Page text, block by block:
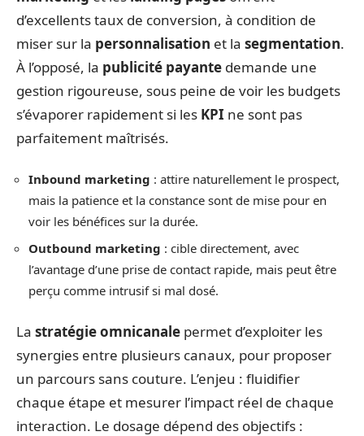
d’excellents taux de conversion, à condition de
miser sur la personnalisation et la segmentation.
À l’opposé, la publicité payante demande une
gestion rigoureuse, sous peine de voir les budgets
s’évaporer rapidement si les KPI ne sont pas
parfaitement maîtrisés.
Inbound marketing : attire naturellement le prospect,
mais la patience et la constance sont de mise pour en
voir les bénéfices sur la durée.
Outbound marketing : cible directement, avec
l’avantage d’une prise de contact rapide, mais peut être
perçu comme intrusif si mal dosé.
La stratégie omnicanale permet d’exploiter les
synergies entre plusieurs canaux, pour proposer
un parcours sans couture. L’enjeu : fluidifier
chaque étape et mesurer l’impact réel de chaque
interaction. Le dosage dépend des objectifs :